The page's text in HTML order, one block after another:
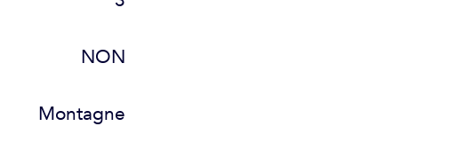
NON
Montagne